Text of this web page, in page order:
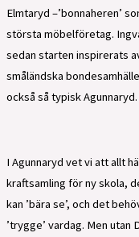
Elmtaryd –’bonnaheren’
största möbelföretag.
sedan starten inspirerats
småländska
också så typisk Agunnaryd.
I Agunnaryd vet vi att allt
kraftsamling för ny skola,
kan ’bära se’, och det
’trygge’ vardag. Men utan